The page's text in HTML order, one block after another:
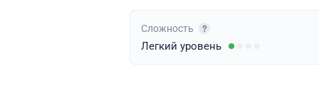
Сложность
Легкий уровень